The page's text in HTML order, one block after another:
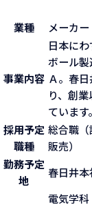
業種 メーカー
事業内容
日本に
ボール
Ａ。春
り、創
ています。
採用予定
職種
総合職（
販売）
勤務予定
地
春日井本
電気学